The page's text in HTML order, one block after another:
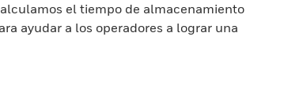
el tiempo de almacenamiento
ayudar a los operadores a lograr una